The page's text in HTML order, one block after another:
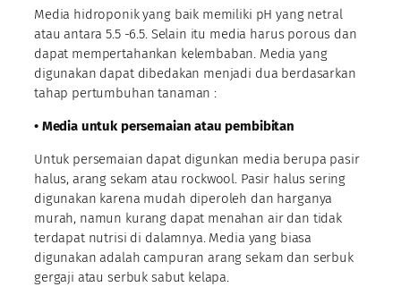
Media hidroponik yang baik memiliki pH yang netral
atau antara 5.5 -6.5. Selain itu media harus porous dan
dapat mempertahankan kelembaban. Media yang
digunakan dapat dibedakan menjadi dua berdasarkan
tahap pertumbuhan tanaman :
• Media untuk persemaian atau pembibitan
Untuk persemaian dapat digunkan media berupa pasir
halus, arang sekam atau rockwool. Pasir halus sering
digunakan karena mudah diperoleh dan harganya
murah, namun kurang dapat menahan air dan tidak
terdapat nutrisi di dalamnya. Media yang biasa
digunakan adalah campuran arang sekam dan serbuk
gergaji atau serbuk sabut kelapa.